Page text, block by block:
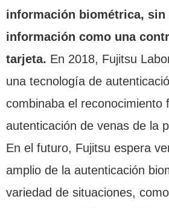
información biométrica, sin
información como una
tarjeta. En 2018, Fujitsu
una tecnología de
combinaba el reconocimiento
autenticación de venas de la
En el futuro, Fujitsu espera
amplio de la autenticación
variedad de situaciones,